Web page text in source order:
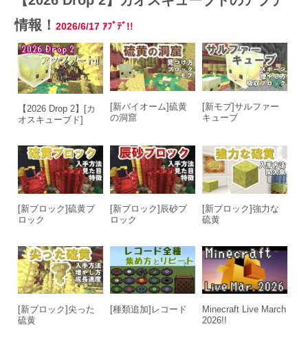
情報！ 2026/6/17 ｱﾌﾟﾃﾞ!!
【2026 Drop 2】[カ
オスキューブド]
[新バイオーム]硫黄
の洞窟
[新モブ]サルファー
キューブ
[新ブロック]硫黄ブ
ロック
[新ブロック]辰砂ブ
ロック
[新ブロック]強力な
硫黄
[新ブロック]尖った
硫黄
[種類追加]レコード
Minecraft Live March
2026!!